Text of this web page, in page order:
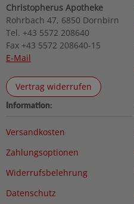
Christopherus Apotheke
Rohrbach 47, 6850 Dornbirn
Tel. +43 5572 208640
Fax +43 5572 208640-15
E-Mail
Vertrag widerrufen
Information:
Versandkosten
Zahlungsoptionen
Widerrufsbelehrung
Datenschutz